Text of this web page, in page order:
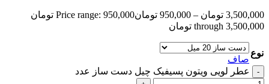
3,500,000 تومان –
950,000 تومان
Price range: 950,000 تومان
through 3,500,000 تومان
نوع
صاف
عطر لویی ویتون پسیفیک چیل دست ساز عدد